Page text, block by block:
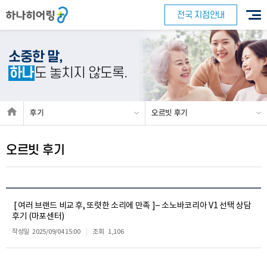
전국 지점안내
소중한 말,
하나도 놓치지 않도록.
후기 오르빗 후기
오르빗 후기
[ 여러 브랜드 비교 후, 또렷한 소리에 만족 ]– 소노바코리아 V1 선택 상담
후기 (마포센터)
작성일 2025/09/04 15:00 조회 1,106